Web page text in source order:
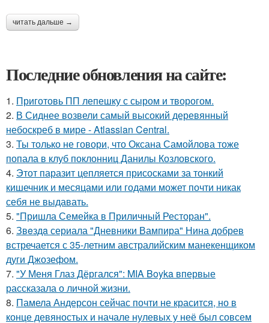
читать дальше →
Последние обновления на сайте:
1. Приготовь ПП лепешку с сыром и творогом.
2. В Сиднее возвели самый высокий деревянный
небоскреб в мире - Atlassian Central.
3. Ты только не говори, что Оксана Самойлова тоже
попала в клуб поклонниц Данилы Козловского.
4. Этот паразит цепляется присосками за тонкий
кишечник и месяцами или годами может почти никак
себя не выдавать.
5. "Пришла Семейка в Приличный Ресторан".
6. Звeздa сериала "Дневники Вампира" Нина добрев
встречается с 35-летним австралийским манекенщиком
дуги Джозефом.
7. "У Меня Глаз Дёргался": MIA Boyka впервые
рассказала о личной жизни.
8. Памела Андерсон сейчас почти не красится, но в
конце девяностых и начале нулевых у неё был совсем